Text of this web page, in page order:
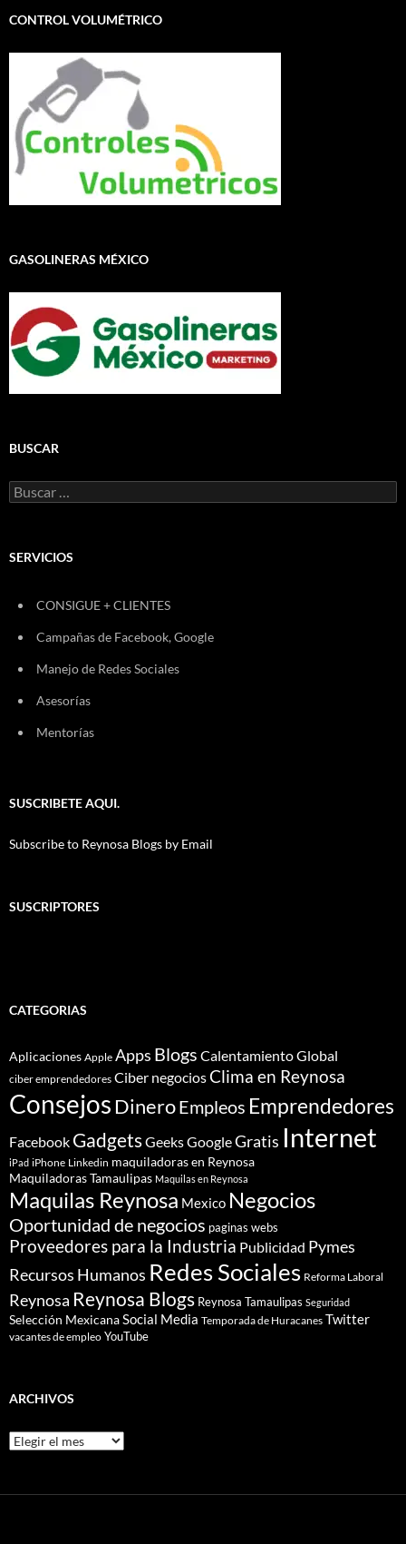
CONTROL VOLUMÉTRICO
GASOLINERAS MÉXICO
BUSCAR
Buscar:
SERVICIOS
CONSIGUE + CLIENTES
Campañas de Facebook, Google
Manejo de Redes Sociales
Asesorías
Mentorías
SUSCRIBETE AQUI.
Subscribe to Reynosa Blogs by Email
SUSCRIPTORES
CATEGORIAS
Aplicaciones Apple Apps Blogs Calentamiento Global
ciber emprendedores Ciber negociosClima en Reynosa
ConsejosDineroEmpleos Emprendedores
Facebook GadgetsGeeksGoogleGratis Internet
iPad iPhone Linkedin maquiladoras en Reynosa
Maquiladoras Tamaulipas Maquilas en Reynosa
Maquilas Reynosa Mexico Negocios
Oportunidad de negocios paginas webs
Proveedores para la Industria Publicidad Pymes
Recursos Humanos Redes Sociales Reforma Laboral
Reynosa Reynosa Blogs Reynosa Tamaulipas Seguridad
Selección MexicanaSocial Media Temporada de Huracanes Twitter
vacantes de empleo YouTube
ARCHIVOS
Archivos